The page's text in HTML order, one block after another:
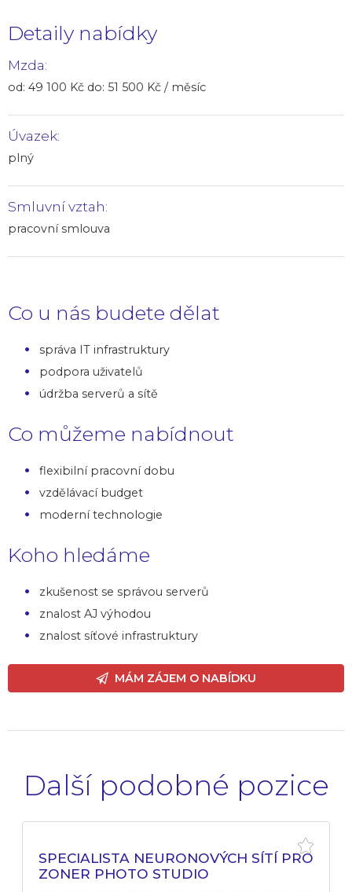
Detaily nabídky
Mzda:
od: 49 100 Kč do: 51 500 Kč / měsíc
Úvazek:
plný
Smluvní vztah:
pracovní smlouva
Co u nás budete dělat
správa IT infrastruktury
podpora uživatelů
údržba serverů a sítě
Co můžeme nabídnout
flexibilní pracovní dobu
vzdělávací budget
moderní technologie
Koho hledáme
zkušenost se správou serverů
znalost AJ výhodou
znalost síťové infrastruktury
MÁM ZÁJEM O NABÍDKU
Další podobné pozice
SPECIALISTA NEURONOVÝCH SÍTÍ PRO
ZONER PHOTO STUDIO